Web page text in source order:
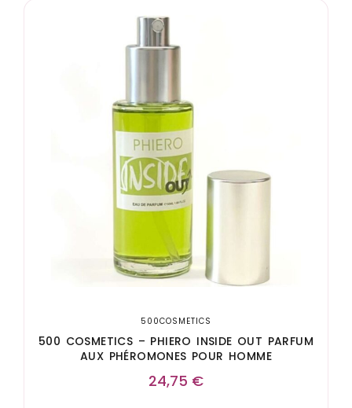
500COSMETICS
500 COSMETICS – PHIERO INSIDE OUT PARFUM
AUX PHÉROMONES POUR HOMME
24,75 €